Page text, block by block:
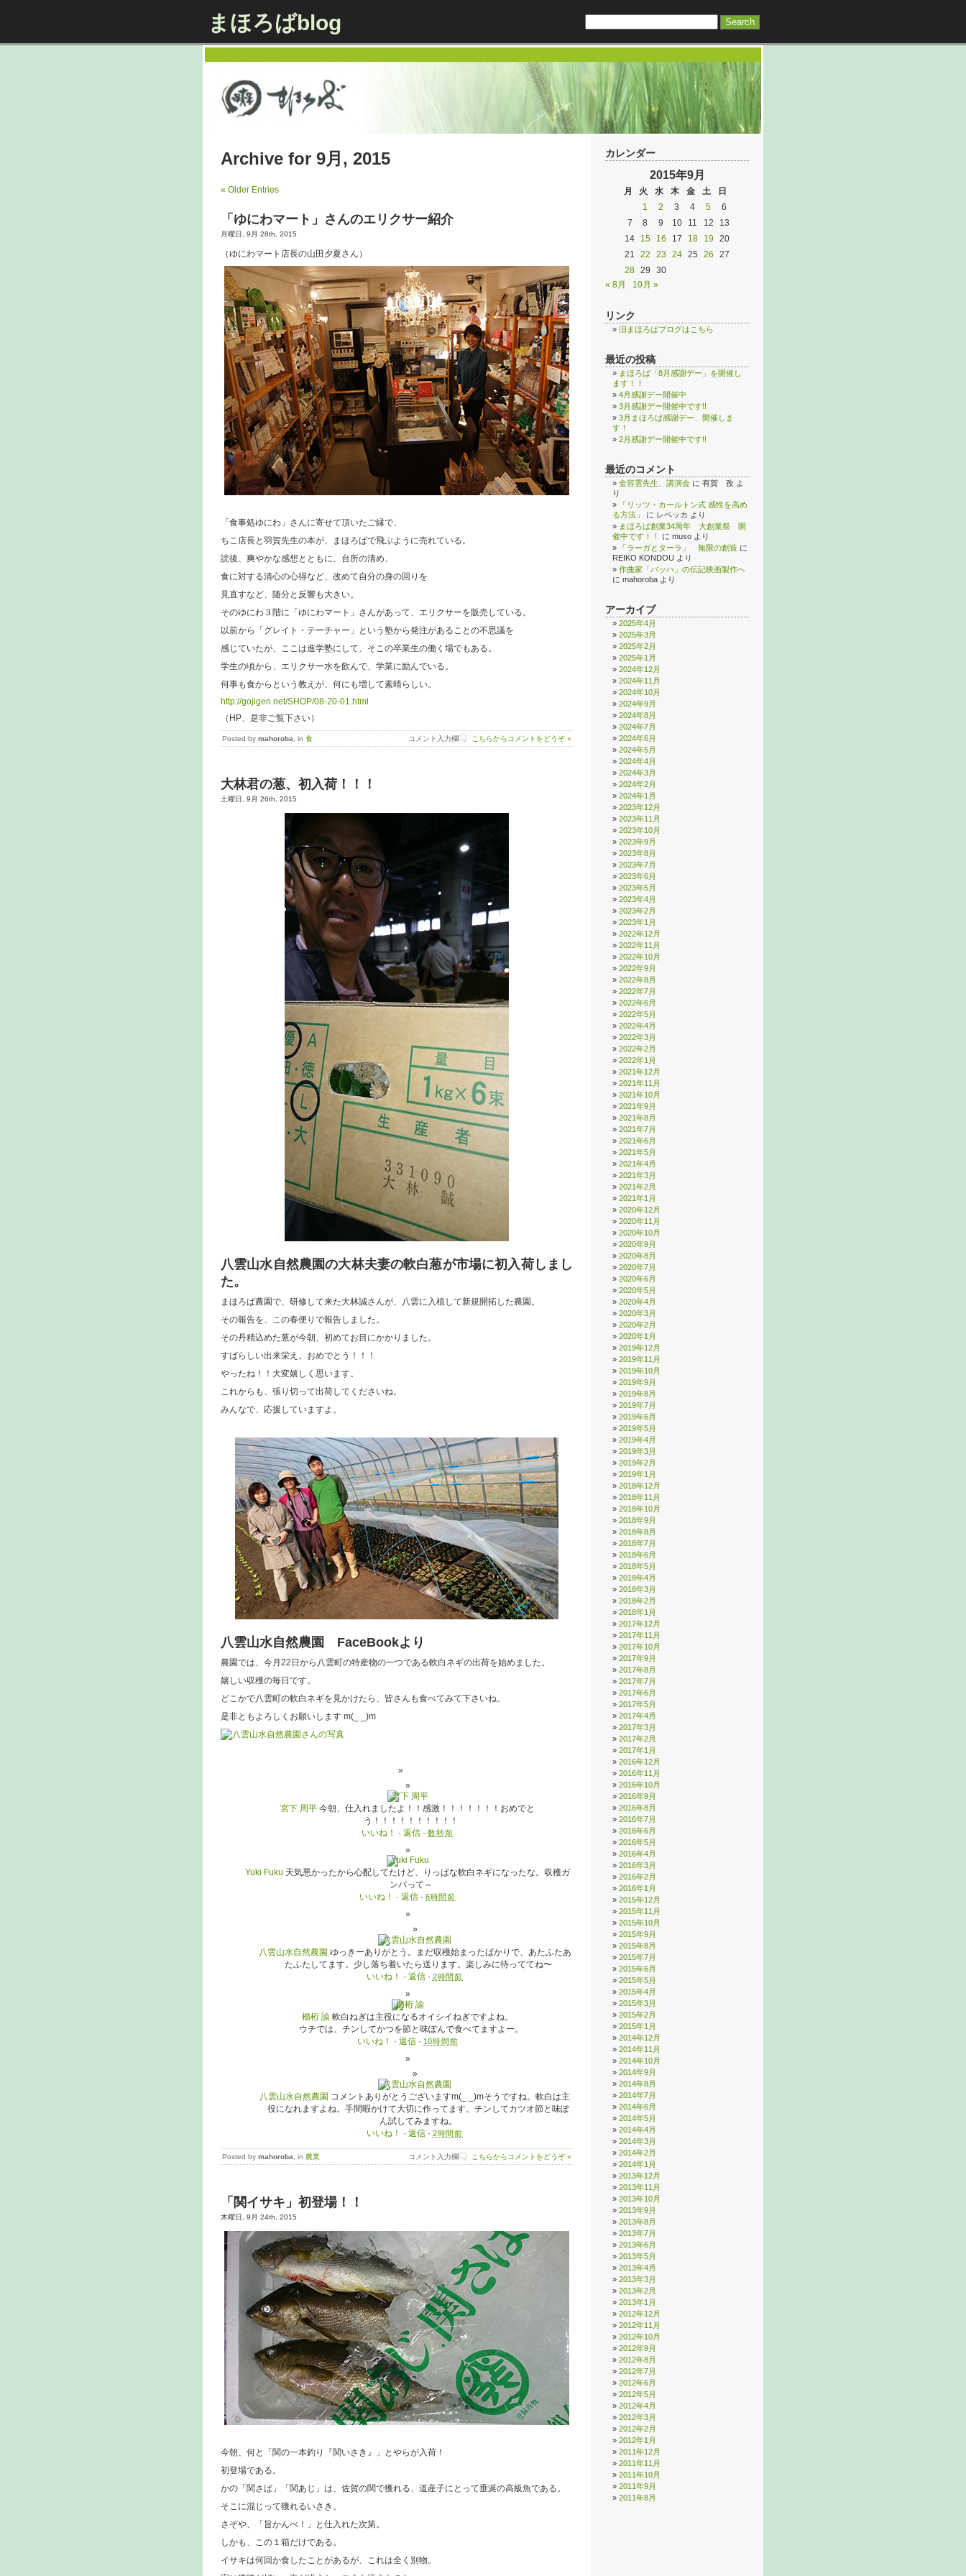
まほろばblog
Archive for 9月, 2015
« Older Entries
「ゆにわマート」さんのエリクサー紹介
月曜日, 9月 28th, 2015
（ゆにわマート店長の山田夕夏さん）
「食事処ゆにわ」さんに寄せて頂いたご縁で、
ちこ店長と羽賀先生の本が、まほろばで飛ぶように売れている。
読後、爽やかな感想とともに、台所の清め、
食に対する清心の心得など、改めて自分の身の回りを
見直すなど、随分と反響も大きい。
そのゆにわ３階に「ゆにわマート」さんがあって、エリクサーを販売している。
以前から「グレイト・テーチャー」という塾から発注があることの不思議を
感じていたが、ここは進学塾にして、そこの卒業生の働く場でもある。
学生の頃から、エリクサー水を飲んで、学業に励んでいる。
何事も食からという教えが、何にも増して素晴らしい。
http://gojigen.net/SHOP/08-20-01.html
（HP、是非ご覧下さい）
Posted by mahoroba , in 食 コメント入力欄 こちらからコメントをどうぞ »
大林君の葱、初入荷！！！
土曜日, 9月 26th, 2015
八雲山水自然農園の大林夫妻の軟白葱が市場に初入荷しまし
た。
まほろば農園で、研修して来た大林誠さんが、八雲に入植して新規開拓した農園。
その報告を、この春便りで報告しました。
その丹精込めた葱が今朝、初めてお目にかかりました。
すばらしい出来栄え。おめでとう！！！
やったね！！大変嬉しく思います。
これからも、張り切って出荷してくださいね。
みんなで、応援していますよ。
八雲山水自然農園 FaceBookより
農園では、今月22日から八雲町の特産物の一つである軟白ネギの出荷を始めました。
嬉しい収穫の毎日です。
どこかで八雲町の軟白ネギを見かけたら、皆さんも食べてみて下さいね。
是非ともよろしくお願いします m(_ _)m
宮下 周平 今朝、仕入れましたよ！！感激！！！！！！！おめでと
う！！！！！！！！！！
いいね！
·返信 ·数秒前
Yuki Fuku 天気悪かったから心配してたけど、りっぱな軟白ネギになったな。収穫ガ
ンバって～
いいね！
· 返信· 6時間前
八雲山水自然農園 ゆっきーありがとう。まだ収穫始まったばかりで、あたふたあ
たふたしてます。少し落ち着いたら送ります。楽しみに待っててね〜
いいね！
· 返信· 2時間前
櫛桁 諭 軟白ねぎは主役になるオイシイねぎですよね。
ウチでは、チンしてかつを節と味ぽんで食べてますよー。
いいね！
· 返信· 10時間前
八雲山水自然農園 コメントありがとうございますm(_ _)mそうですね。軟白は主
役になれますよね。手間暇かけて大切に作ってます。チンしてカツオ節と味ぽ
ん試してみますね。
いいね！
· 返信· 2時間前
Posted by mahoroba , in 農業 コメント入力欄 こちらからコメントをどうぞ »
「関イサキ」初登場！！
木曜日, 9月 24th, 2015
今朝、何と「関の一本釣り『関いさき』」とやらが入荷！
初登場である。
かの「関さば」「関あじ」は、佐賀の関で獲れる、道産子にとって垂涎の高級魚である。
そこに混じって獲れるいさき。
さぞや、「旨かんべ！」と仕入れた次第。
しかも、この１箱だけである。
イサキは何回か食したことがあるが、これは全く別物。
カレンダー
2015年9月
月 火 水 木 金 土
日
1
2 3 4 5
6
7
8 9 10 11 12
13
14
15 16 17 18 19
20
21
22 23 24 25 26
27
28 29
30
« 8月
10月 »
リンク
旧まほろばブログはこちら
最近の投稿
まほろば「8月感謝デー」を開催し
ます！！
4月感謝デー開催中
3月感謝デー開催中です!!
3月まほろば感謝デー、開催しま
す！
2月感謝デー開催中です!!
最近のコメント
金容雲先生、講演会 に 有賀 孜 よ
り
「リッツ・カールトン式 感性を高め
る方法」
に レベッカ より
まほろば創業34周年 大創業祭 開
催中です！！
に muso より
「ラーガとターラ」 無限の創造 に
REIKO KONDOU より
作曲家「バッハ」の伝記映画製作へ
に mahoroba より
アーカイブ
2025年4月
2025年3月
2025年2月
2025年1月
2024年12月
2024年11月
2024年10月
2024年9月
2024年8月
2024年7月
2024年6月
2024年5月
2024年4月
2024年3月
2024年2月
2024年1月
2023年12月
2023年11月
2023年10月
2023年9月
2023年8月
2023年7月
2023年6月
2023年5月
2023年4月
2023年2月
2023年1月
2022年12月
2022年11月
2022年10月
2022年9月
2022年8月
2022年7月
2022年6月
2022年5月
2022年4月
2022年3月
2022年2月
2022年1月
2021年12月
2021年11月
2021年10月
2021年9月
2021年8月
2021年7月
2021年6月
2021年5月
2021年4月
2021年3月
2021年2月
2021年1月
2020年12月
2020年11月
2020年10月
2020年9月
2020年8月
2020年7月
2020年6月
2020年5月
2020年4月
2020年3月
2020年2月
2020年1月
2019年12月
2019年11月
2019年10月
2019年9月
2019年8月
2019年7月
2019年6月
2019年5月
2019年4月
2019年3月
2019年2月
2019年1月
2018年12月
2018年11月
2018年10月
2018年9月
2018年8月
2018年7月
2018年6月
2018年5月
2018年4月
2018年3月
2018年2月
2018年1月
2017年12月
2017年11月
2017年10月
2017年9月
2017年8月
2017年7月
2017年6月
2017年5月
2017年4月
2017年3月
2017年2月
2017年1月
2016年12月
2016年11月
2016年10月
2016年9月
2016年8月
2016年7月
2016年6月
2016年5月
2016年4月
2016年3月
2016年2月
2016年1月
2015年12月
2015年11月
2015年10月
2015年9月
2015年8月
2015年7月
2015年6月
2015年5月
2015年4月
2015年3月
2015年2月
2015年1月
2014年12月
2014年11月
2014年10月
2014年9月
2014年8月
2014年7月
2014年6月
2014年5月
2014年4月
2014年3月
2014年2月
2014年1月
2013年12月
2013年11月
2013年10月
2013年9月
2013年8月
2013年7月
2013年6月
2013年5月
2013年4月
2013年3月
2013年2月
2013年1月
2012年12月
2012年11月
2012年10月
2012年9月
2012年8月
2012年7月
2012年6月
2012年5月
2012年4月
2012年3月
2012年2月
2012年1月
2011年12月
2011年11月
2011年10月
2011年9月
2011年8月